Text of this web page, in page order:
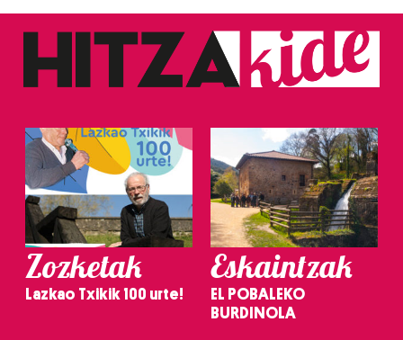
Zozketak
Lazkao Txikik 100 urte!
Eskaintzak
EL POBALEKO
BURDINOLA